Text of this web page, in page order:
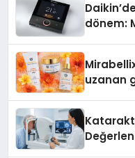
dönem:
uzanan